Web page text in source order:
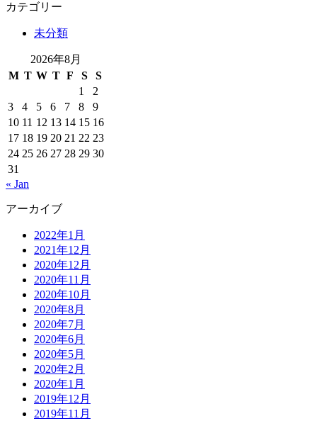
カテゴリー
未分類
2026年8月
M T W T F S
S
1
2
3
4 5 6 7 8
9
10 11 12 13 14 15 16
17 18 19 20 21 22 23
24 25 26 27 28 29 30
31
« Jan
アーカイブ
2022年1月
2021年12月
2020年12月
2020年11月
2020年10月
2020年8月
2020年7月
2020年6月
2020年5月
2020年2月
2020年1月
2019年12月
2019年11月